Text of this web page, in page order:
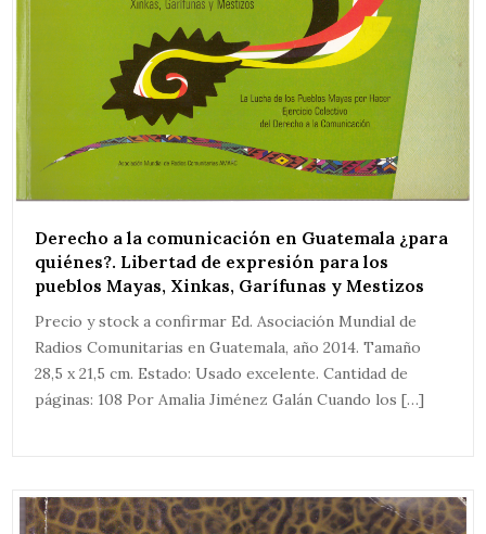
Derecho a la comunicación en Guatemala ¿para
quiénes?. Libertad de expresión para los
pueblos Mayas, Xinkas, Garífunas y Mestizos
Precio y stock a confirmar Ed. Asociación Mundial de
Radios Comunitarias en Guatemala, año 2014. Tamaño
28,5 x 21,5 cm. Estado: Usado excelente. Cantidad de
páginas: 108 Por Amalia Jiménez Galán Cuando los […]